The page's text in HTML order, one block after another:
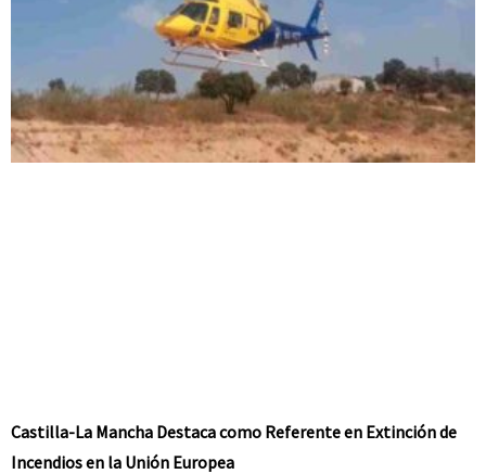
Castilla-La Mancha Destaca como Referente en Extinción de
Incendios en la Unión Europea